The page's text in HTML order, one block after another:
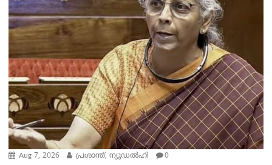
Aug 7, 2026 പ്രശാന്ത്, ന്യൂഡല്‍ഹി 0